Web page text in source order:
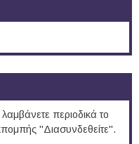
περιοδικά το
"Διασυνδεθείτε".